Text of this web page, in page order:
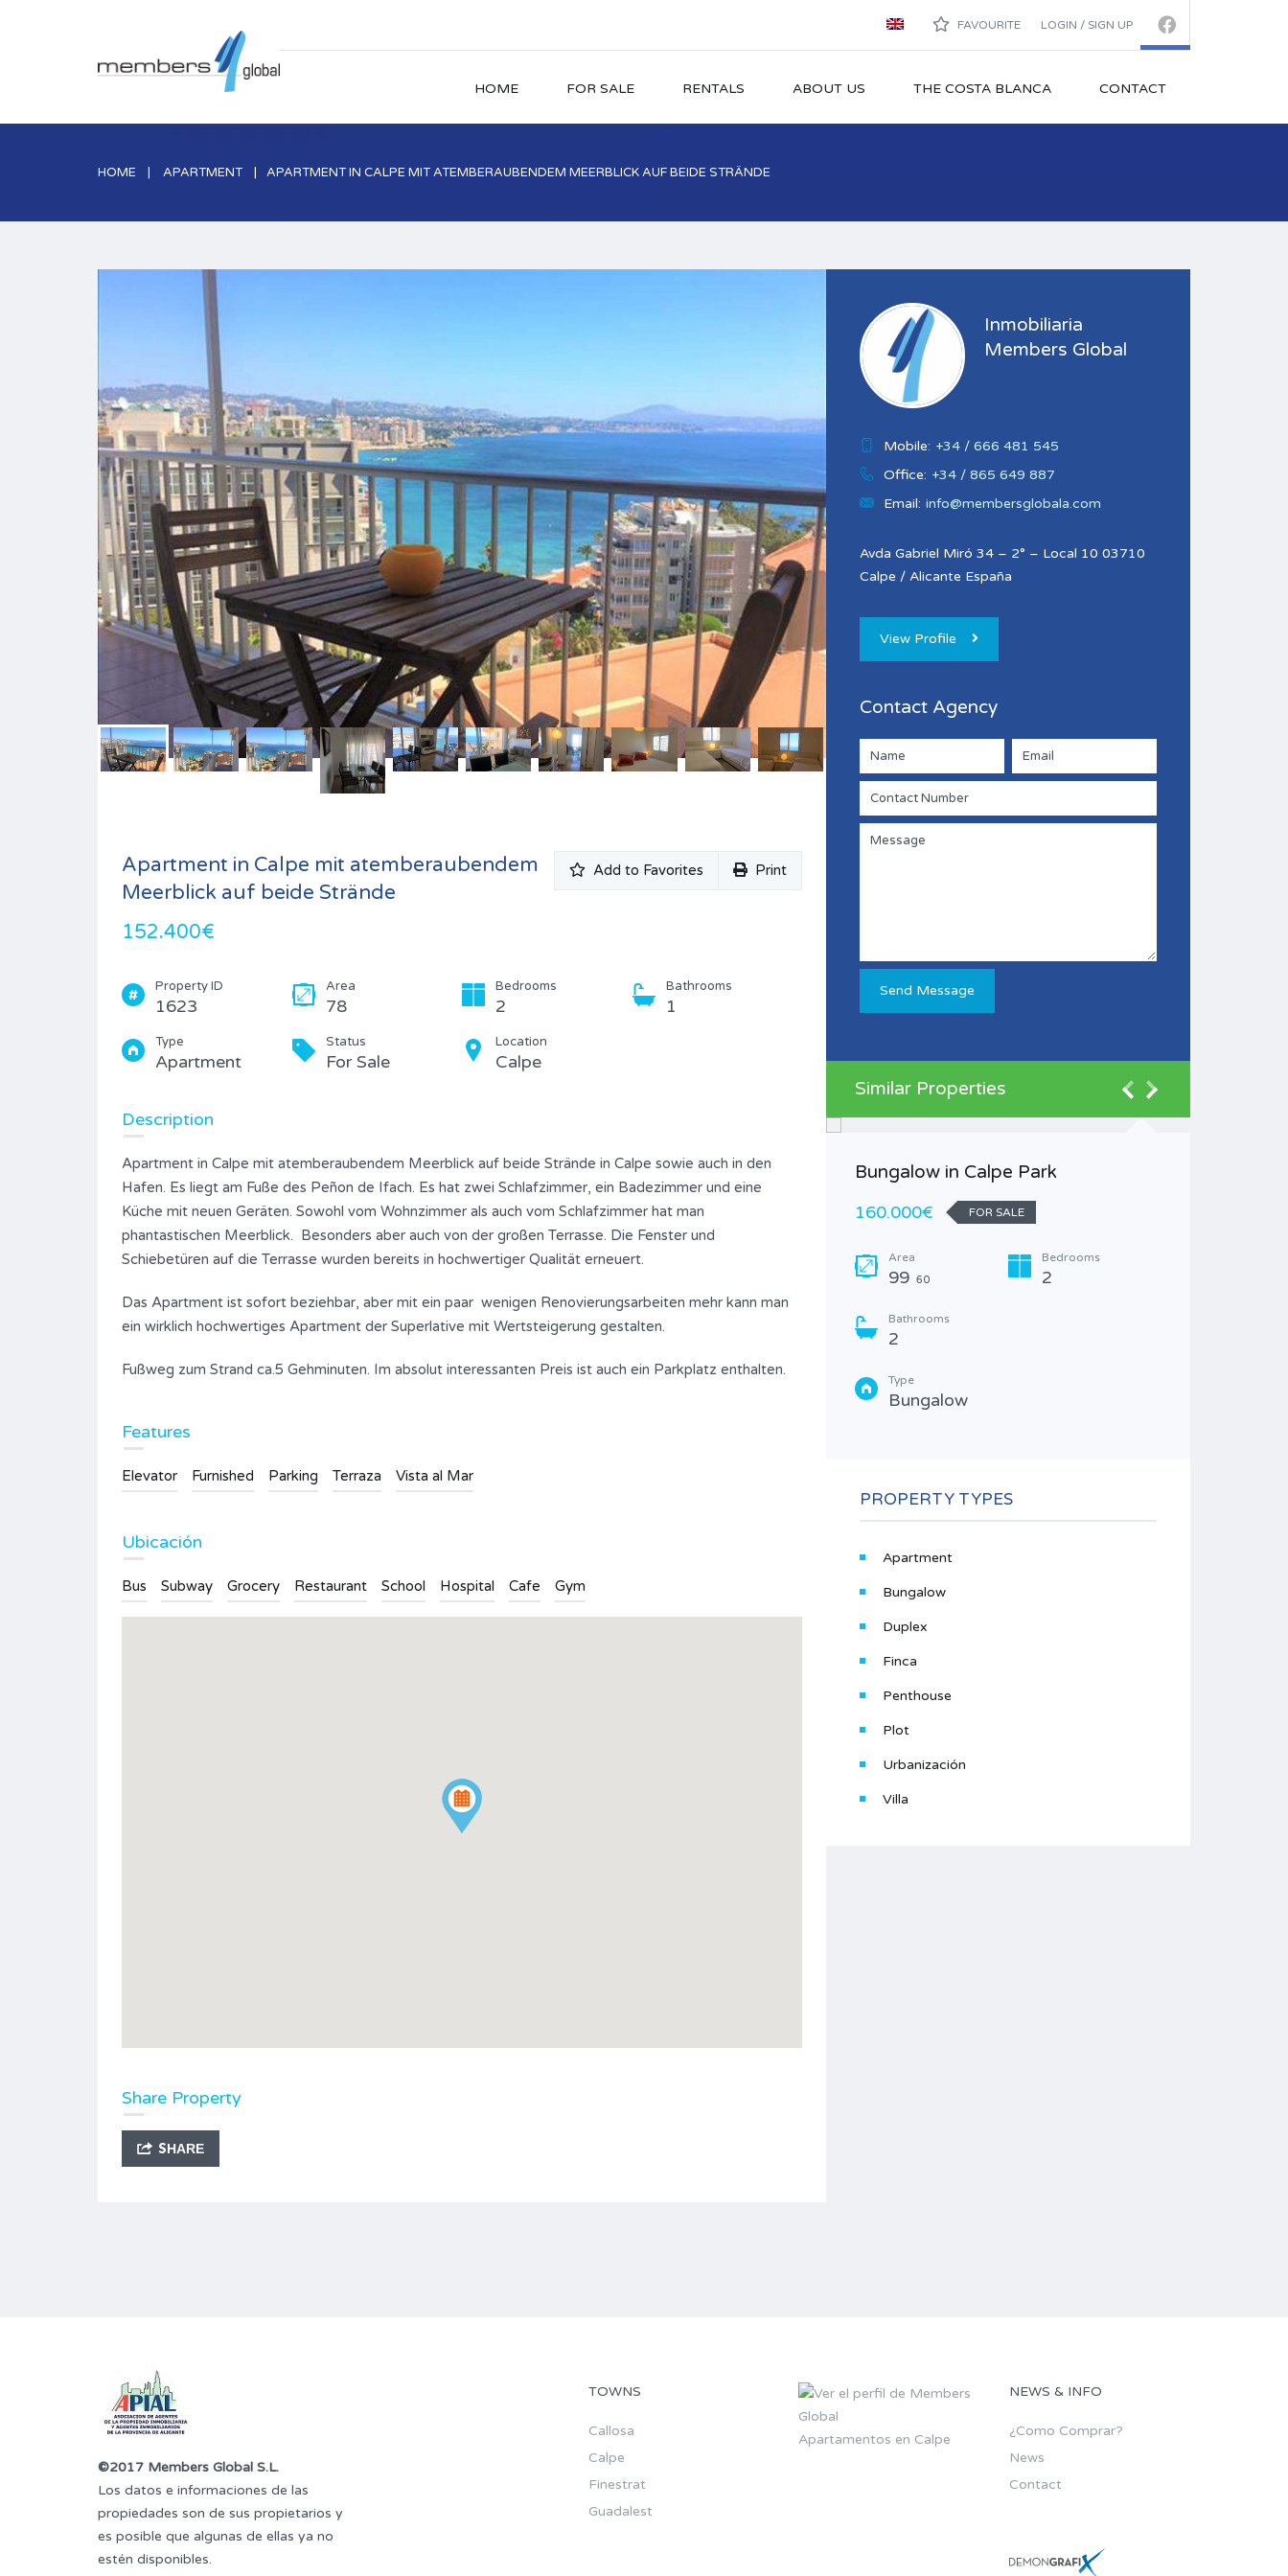
FAVOURITE LOGIN / SIGN UP
HOME FOR SALE RENTALS ABOUT US THE COSTA BLANCA CONTACT
HOME APARTMENT APARTMENT IN CALPE MIT ATEMBERAUBENDEM MEERBLICK AUF BEIDE STRÄNDE
Add to Favorites Print
Apartment in Calpe mit atemberaubendem
Meerblick auf beide Strände
152.400€
Property ID
1623
Area
78
Bedrooms
2
Bathrooms
1
Type
Apartment
Status
For Sale
Location
Calpe
Description
Apartment in Calpe mit atemberaubendem Meerblick auf beide Strände in Calpe sowie auch in den
Hafen. Es liegt am Fuße des Peñon de Ifach. Es hat zwei Schlafzimmer, ein Badezimmer und eine
Küche mit neuen Geräten. Sowohl vom Wohnzimmer als auch vom Schlafzimmer hat man
phantastischen Meerblick. Besonders aber auch von der großen Terrasse. Die Fenster und
Schiebetüren auf die Terrasse wurden bereits in hochwertiger Qualität erneuert.
Das Apartment ist sofort beziehbar, aber mit ein paar wenigen Renovierungsarbeiten mehr kann man
ein wirklich hochwertiges Apartment der Superlative mit Wertsteigerung gestalten.
Fußweg zum Strand ca.5 Gehminuten. Im absolut interessanten Preis ist auch ein Parkplatz enthalten.
Features
Elevator Furnished Parking Terraza Vista al Mar
Ubicación
Bus Subway Grocery Restaurant School Hospital Cafe Gym
Share Property
SHARE
Inmobiliaria
Members Global
Mobile: +34 / 666 481 545
Office: +34 / 865 649 887
Email: info@membersglobala.com
Avda Gabriel Miró 34 – 2° – Local 10 03710
Calpe / Alicante España
View Profile
Contact Agency
Similar Properties
storey villa with fantastic sea views
948.000€
330
4 Villa
Bungalow in Calpe Park
160.000€
FOR SALE
Area
99 60
Bedrooms
2
Bathrooms
2
Type
Bungalow
PROPERTY TYPES
Apartment
Bungalow
Duplex
Finca
Penthouse
Plot
Urbanización
Villa
©2017 Members Global S.L.
Los datos e informaciones de las
propiedades son de sus propietarios y
es posible que algunas de ellas ya no
estén disponibles.
TOWNS
Callosa
Calpe
Finestrat
Guadalest
Apartamentos en Calpe
NEWS & INFO
¿Como Comprar?
News
Contact